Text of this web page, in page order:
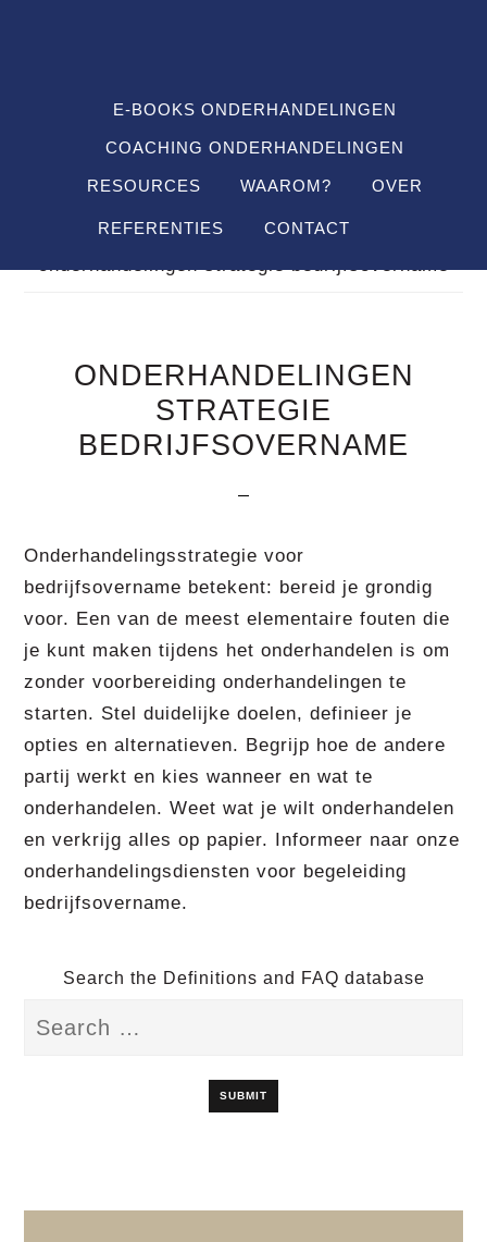
hoofdnavigatieE-BOOKS ONDERHANDELINGEN
COACHING ONDERHANDELINGEN
RESOURCES WAAROM? OVER
REFERENTIES CONTACT
Je bent hier:Home /Definitions
onderhandelingen strategie bedrijfsovername
ONDERHANDELINGEN
STRATEGIE
BEDRIJFSOVERNAME
Onderhandelingsstrategie voor
bedrijfsovername betekent: bereid je grondig
voor. Een van de meest elementaire fouten die
je kunt maken tijdens het onderhandelen is om
zonder voorbereiding onderhandelingen te
starten. Stel duidelijke doelen, definieer je
opties en alternatieven. Begrijp hoe de andere
partij werkt en kies wanneer en wat te
onderhandelen. Weet wat je wilt onderhandelen
en verkrijg alles op papier. Informeer naar onze
onderhandelingsdiensten voor begeleiding
bedrijfsovername.
Search the Definitions and FAQ database